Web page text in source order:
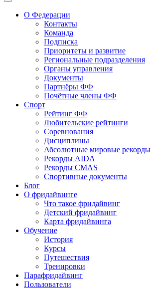
О Федерации
Контакты
Команда
Подписка
Приоритеты и развитие
Региональные подразделения
Органы управления
Документы
Партнёры ФФ
Почётные члены ФФ
Спорт
Рейтинг ФФ
Любительские рейтинги
Соревнования
Дисциплины
Абсолютные мировые рекорды
Рекорды AIDA
Рекорды CMAS
Спортивные документы
Блог
О фридайвинге
Что такое фридайвинг
Детский фридайвинг
Карта фридайвинга
Обучение
История
Курсы
Путешествия
Тренировки
Парафридайвинг
Пользователи